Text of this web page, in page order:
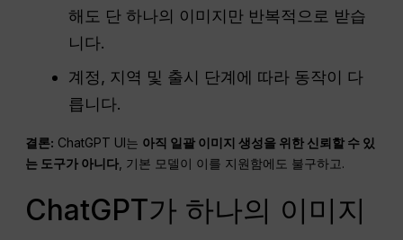
해도 단 하나의 이미지만 반복적으로 받습
니다.
계정, 지역 및 출시 단계에 따라 동작이 다
릅니다.
결론: ChatGPT UI는 아직 일괄 이미지 생성을 위한 신뢰할 수 있
는 도구가 아니다 , 기본 모델이 이를 지원함에도 불구하고.
ChatGPT가 하나의 이미지